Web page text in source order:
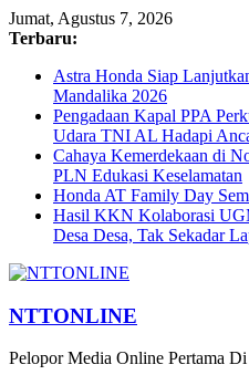
Jumat, Agustus 7, 2026
Terbaru:
Astra Honda Siap
Mandalika 2026
Pengadaan Kapal PPA
Udara TNI AL Hadapi
Cahaya Kemerdekaan di
PLN Edukasi Keselamatan
Honda AT Family Day
Hasil KKN Kolaborasi
Desa Desa, Tak Sekadar
NTTONLINE
Pelopor Media Online Pertama